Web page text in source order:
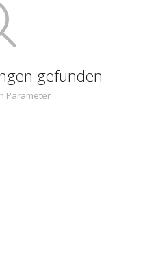
gefunden
Parameter